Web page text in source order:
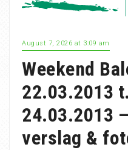
August 7, 2026 at 3:09 am
Weekend
22.03.2013
24.03.2013
verslag &